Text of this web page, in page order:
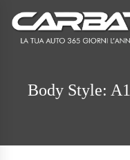
Body Style: